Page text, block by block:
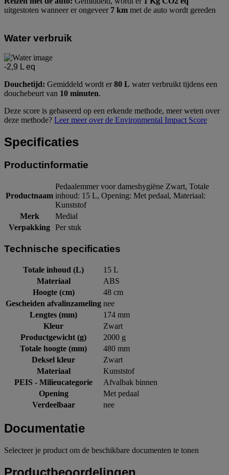
uitgestoten wanneer er ongeveer 7 km met de auto wordt gereden
Water verbruik
-2,9 L eq
Douchetijd: Gemiddeld wordt er80 L water verbruikt tijdens een
douchebeurt van 10 minuten.
Deze score is gebaseerd op een erkende methode, meer weten over
deze methode? Leer meer over de Environmental Impact Score
Specificaties
Productinformatie
Productnaam
Pedaalemmer voor dameshygiëne Zwart, Totale
inhoud: 15 L, Opening: Met pedaal, Materiaal:
Kunststof
Merk
Medial
Verpakking Per stuk
Technische specificaties
Totale inhoud (L)
15 L
Materiaal
ABS
Hoogte (cm)
48 cm
Gescheiden afvalinzameling nee
Lengtes (mm)
174 mm
Kleur
Zwart
Productgewicht (g)
2000 g
Totale hoogte (mm)
480 mm
Deksel kleur
Zwart
Materiaal
Kunststof
PEIS - Milieucategorie
Afvalbak binnen
Opening
Met pedaal
Verdeelbaar
nee
Documentatie
Selecteer je product om de beschikbare documenten te tonen